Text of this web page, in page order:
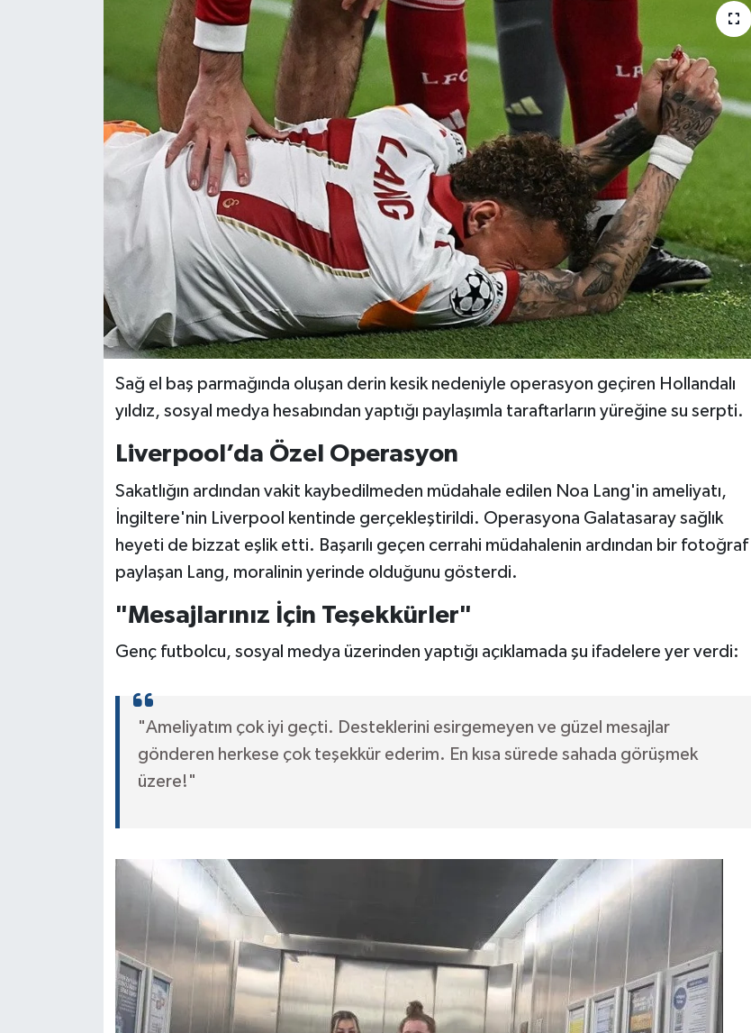
Sağ el baş parmağında oluşan derin kesik nedeniyle operasyon geçiren Hollandalı
yıldız, sosyal medya hesabından yaptığı paylaşımla taraftarların yüreğine su serpti.
Liverpool’da Özel Operasyon
Sakatlığın ardından vakit kaybedilmeden müdahale edilen Noa Lang'in ameliyatı,
İngiltere'nin Liverpool kentinde gerçekleştirildi. Operasyona Galatasaray sağlık
heyeti de bizzat eşlik etti. Başarılı geçen cerrahi müdahalenin ardından bir fotoğraf
paylaşan Lang, moralinin yerinde olduğunu gösterdi.
"Mesajlarınız İçin Teşekkürler"
Genç futbolcu, sosyal medya üzerinden yaptığı açıklamada şu ifadelere yer verdi:
"Ameliyatım çok iyi geçti. Desteklerini esirgemeyen ve güzel mesajlar
gönderen herkese çok teşekkür ederim. En kısa sürede sahada görüşmek
üzere!"